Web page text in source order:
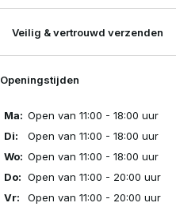
Veilig & vertrouwd verzenden
Openingstijden
Ma: Open van 11:00 - 18:00 uur
Di:
Open van 11:00 - 18:00 uur
Wo: Open van 11:00 - 18:00 uur
Do: Open van 11:00 - 20:00 uur
Vr:
Open van 11:00 - 20:00 uur